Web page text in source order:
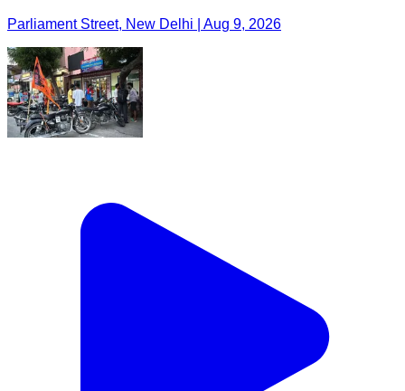
Parliament Street, New Delhi | Aug 9, 2026